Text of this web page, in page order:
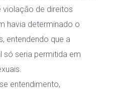
violação de direitos
havia determinado o
entendendo que a
só seria permitida em
entendimento,